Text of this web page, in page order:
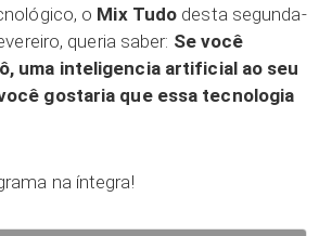
o Mix Tudo desta segunda-
queria saber: Se você
uma inteligencia artificial ao seu
gostaria que essa tecnologia
na íntegra!